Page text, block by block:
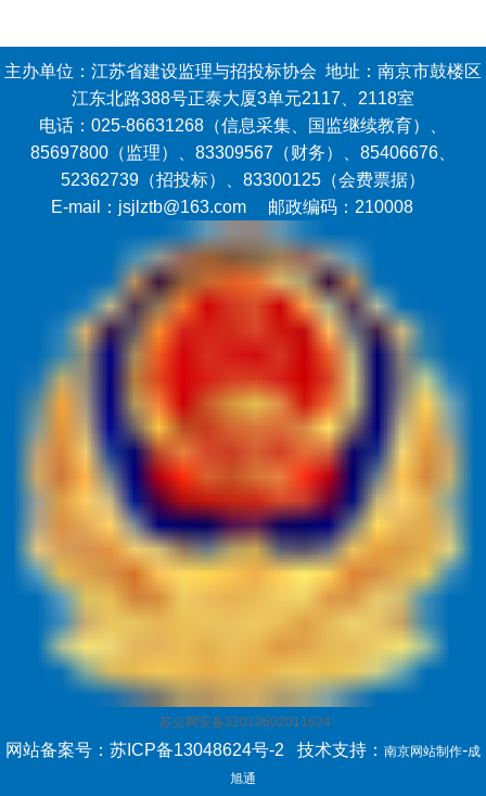
主办单位：江苏省建设监理与招投标协会 地址：南京市鼓楼区
江东北路388号正泰大厦3单元2117、2118室
电话：025-86631268（信息采集、国监继续教育）、
85697800（监理）、83309567（财务）、85406676、
52362739（招投标）、83300125（会费票据）
E-mail：jsjlztb@163.com 邮政编码：210008
苏公网安备32010602011624
网站备案号：苏ICP备13048624号-2 技术支持： 南京网站制作-成
旭通